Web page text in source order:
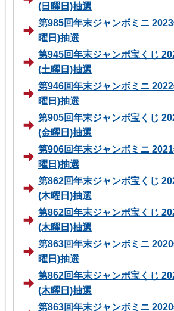
(日曜日)抽選
第985回年末ジャンボミニ
曜日)抽選
第945回年末ジャンボ宝くじ
(土曜日)抽選
第946回年末ジャンボミニ
曜日)抽選
第905回年末ジャンボ宝くじ
(金曜日)抽選
第906回年末ジャンボミニ
曜日)抽選
第862回年末ジャンボ宝くじ
(木曜日)抽選
第862回年末ジャンボ宝くじ
(木曜日)抽選
第863回年末ジャンボミニ
曜日)抽選
第862回年末ジャンボ宝くじ
(木曜日)抽選
第863回年末ジャンボミニ